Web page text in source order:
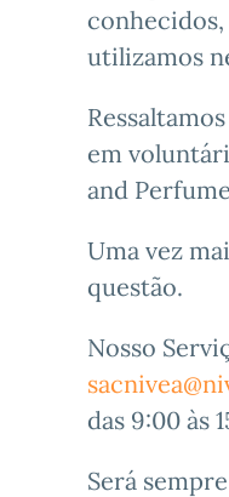
utilizamos
em
and
Uma vez
questão.
Nosso
das 9:00 às
Será